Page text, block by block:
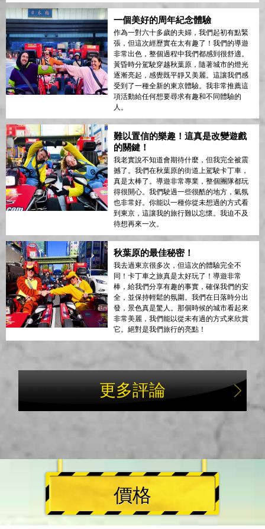
一個美好的周年紀念體驗
作為一對六十多歲的夫婦，我們起初有點緊
張，但這次經歷實在太有趣了！我們的導遊
非常出色，整個過程中我們都感到很舒適。
黃昏時分駕駛穿越秋葉原，隨著城市的燈光
逐漸亮起，感覺既平靜又美麗。這讓我們感
受到了一種全新的東京體驗。我非常推薦這
項活動給任何想要尋求有趣和不同體驗的
人。
難以置信的樂趣！這真是改變遊戲
的關鍵！
我老實說不知道會期待什麼，但我完全被震
撼了。我們在秋葉原的街道上駕駛卡丁車，
真是太棒了。導遊非常專業，整個團隊都玩
得很開心。我們駛過一些很酷的地方，氣氛
也非常好。你能以一種你從未想過的方式看
到東京，這讓我的旅行難以忘懷。我迫不及
待想再來一次。
秋葉原的最佳秘密！
我去過東京很多次，但這次的體驗完全不
同！卡丁車之旅真是太好玩了！導遊非常
棒，給我們分享有趣的事實，確保我們的安
全，並保持輕鬆的氛圍。我們在日落時分出
發，景色真是驚人。那個時候的城市看起來
非常美麗，我們能以從未有過的方式來欣賞
它。絕對是我們旅行的亮點！
更多評論
價格